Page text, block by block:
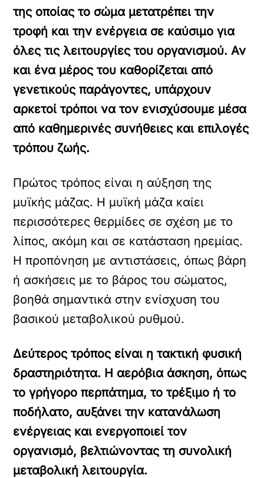
της οποίας το σώμα μετατρέπει την
τροφή και την ενέργεια σε καύσιμο για
όλες τις λειτουργίες του οργανισμού. Αν
και ένα μέρος του καθορίζεται από
γενετικούς παράγοντες, υπάρχουν
αρκετοί τρόποι να τον ενισχύσουμε μέσα
από καθημερινές συνήθειες και επιλογές
τρόπου ζωής.
Πρώτος τρόπος είναι η αύξηση της
μυϊκής μάζας. Η μυϊκή μάζα καίει
περισσότερες θερμίδες σε σχέση με το
λίπος, ακόμη και σε κατάσταση ηρεμίας.
Η προπόνηση με αντιστάσεις, όπως βάρη
ή ασκήσεις με το βάρος του σώματος,
βοηθά σημαντικά στην ενίσχυση του
βασικού μεταβολικού ρυθμού.
Δεύτερος τρόπος είναι η τακτική φυσική
δραστηριότητα. Η αερόβια άσκηση, όπως
το γρήγορο περπάτημα, το τρέξιμο ή το
ποδήλατο, αυξάνει την κατανάλωση
ενέργειας και ενεργοποιεί τον
οργανισμό, βελτιώνοντας τη συνολική
μεταβολική λειτουργία.